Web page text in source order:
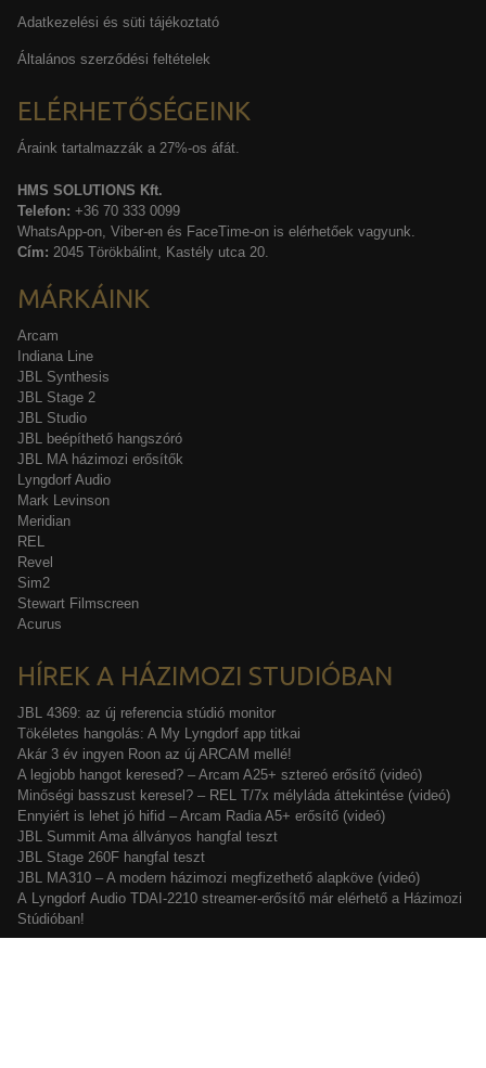
Adatkezelési és süti tájékoztató
Általános szerződési feltételek
ELÉRHETŐSÉGEINK
Áraink tartalmazzák a 27%-os áfát.
HMS SOLUTIONS Kft.
Telefon: +36 70 333 0099
WhatsApp-on, Viber-en és FaceTime-on is elérhetőek vagyunk.
Cím: 2045 Törökbálint, Kastély utca 20.
MÁRKÁINK
Arcam
Indiana Line
JBL Synthesis
JBL Stage 2
JBL Studio
JBL beépíthető hangszóró
JBL MA házimozi erősítők
Lyngdorf Audio
Mark Levinson
Meridian
REL
Revel
Sim2
Stewart Filmscreen
Acurus
HÍREK A HÁZIMOZI STUDIÓBAN
JBL 4369: az új referencia stúdió monitor
Tökéletes hangolás: A My Lyngdorf app titkai
Akár 3 év ingyen Roon az új ARCAM mellé!
A legjobb hangot keresed? – Arcam A25+ sztereó erősítő (videó)
Minőségi basszust keresel? – REL T/7x mélyláda áttekintése (videó)
Ennyiért is lehet jó hifid – Arcam Radia A5+ erősítő (videó)
JBL Summit Ama állványos hangfal teszt
JBL Stage 260F hangfal teszt
JBL MA310 – A modern házimozi megfizethető alapköve (videó)
A Lyngdorf Audio TDAI-2210 streamer-erősítő már elérhető a Házimozi
Stúdióban!